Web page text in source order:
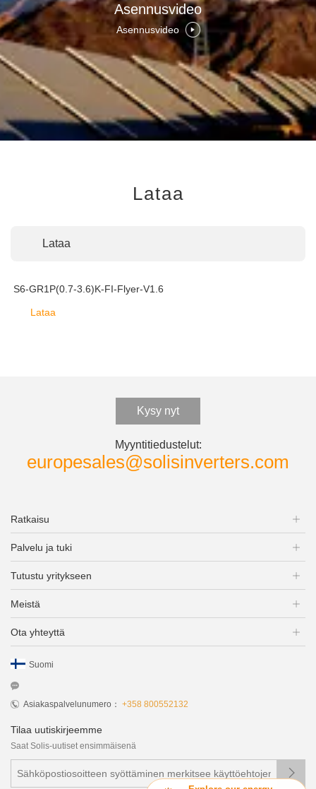
Asennusvideo
Asennusvideo
Lataa
Lataa
S6-GR1P(0.7-3.6)K-FI-Flyer-V1.6
Lataa
Kysy nyt
Myyntitiedustelut:
europesales@solisinverters.com
Ratkaisu
Palvelu ja tuki
Tutustu yritykseen
Meistä
Ota yhteyttä
Suomi
Asiakaspalvelunumero： +358 800552132
Tilaa uutiskirjeemme
Saat Solis-uutiset ensimmäisenä
